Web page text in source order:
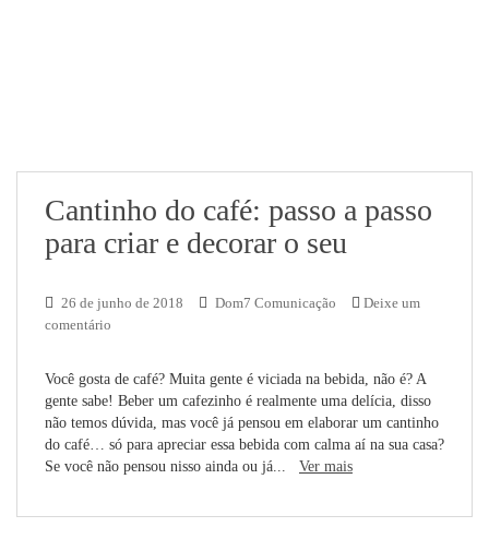
Cantinho do café: passo a passo
para criar e decorar o seu
26 de junho de 2018 Dom7 Comunicação
Deixe um
comentário
Você gosta de café? Muita gente é viciada na bebida, não é? A
gente sabe! Beber um cafezinho é realmente uma delícia, disso
não temos dúvida, mas você já pensou em elaborar um cantinho
do café… só para apreciar essa bebida com calma aí na sua casa?
Se você não pensou nisso ainda ou já... Ver mais